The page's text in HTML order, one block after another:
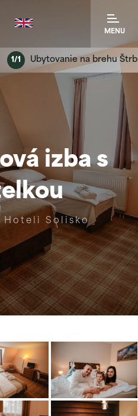
MENU
Ubytovanie na brehu Štrbského
izba s
Hoteli Solisko